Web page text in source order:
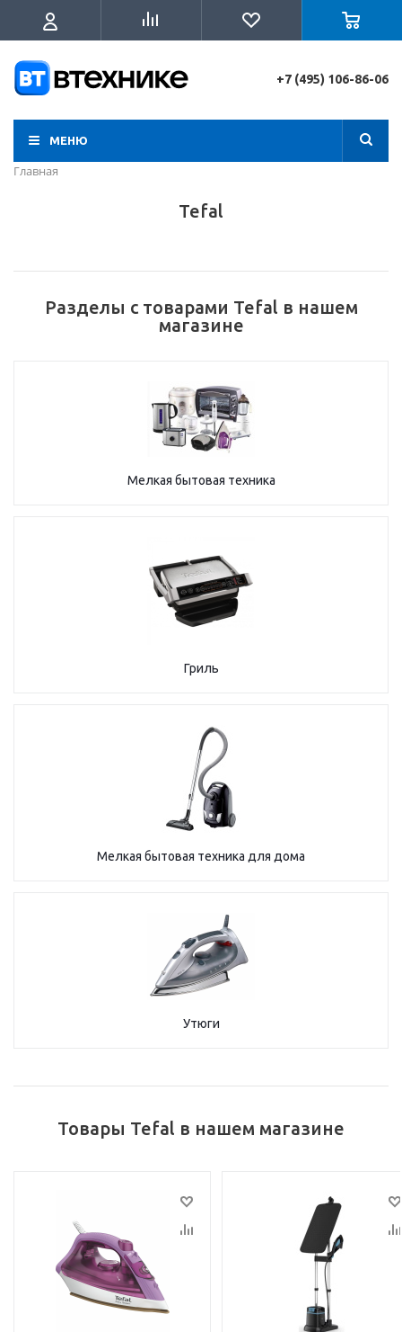
+7 (495) 106-86-06
МЕНЮ
Главная
Tefal
Разделы с товарами Tefal в нашем
магазине
Мелкая бытовая техника
Гриль
Мелкая бытовая техника для дома
Утюги
Товары Tefal в нашем магазине